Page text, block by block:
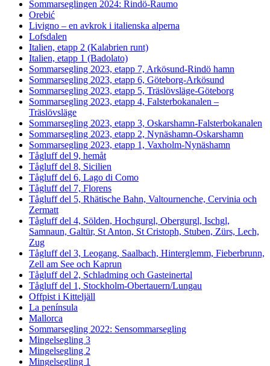
Sommarseglingen 2024: Rindö-Raumo
Orebić
Livigno – en avkrok i italienska alperna
Lofsdalen
Italien, etapp 2 (Kalabrien runt)
Italien, etapp 1 (Badolato)
Sommarsegling 2023, etapp 7, Arkösund-Rindö hamn
Sommarsegling 2023, etapp 6, Göteborg-Arkösund
Sommarsegling 2023, etapp 5, Träslövsläge-Göteborg
Sommarsegling 2023, etapp 4, Falsterbokanalen –
Träslövsläge
Sommarsegling 2023, etapp 3, Oskarshamn-Falsterbokanalen
Sommarsegling 2023, etapp 2, Nynäshamn-Oskarshamn
Sommarsegling 2023, etapp 1, Vaxholm-Nynäshamn
Tågluff del 9, hemåt
Tågluff del 8, Sicilien
Tågluff del 6, Lago di Como
Tågluff del 7, Florens
Tågluff del 5, Rhätische Bahn, Valtournenche, Cervinia och
Zermatt
Tågluff del 4, Sölden, Hochgurgl, Obergurgl, Ischgl,
Samnaun, Galtür, St Anton, St Cristoph, Stuben, Zürs, Lech,
Zug
Tågluff del 3, Leogang, Saalbach, Hinterglemm, Fieberbrunn,
Zell am See och Kaprun
Tågluff del 2, Schladming och Gasteinertal
Tågluff del 1, Stockholm-Obertauern/Lungau
Offpist i Kitteljäll
La península
Mallorca
Sommarsegling 2022: Sensommarsegling
Mingelsegling 3
Mingelsegling 2
Mingelsegling 1